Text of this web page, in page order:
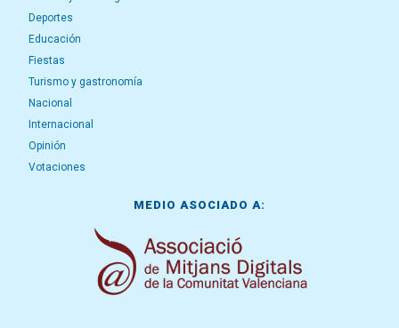
Deportes
Educación
Fiestas
Turismo y gastronomía
Nacional
Internacional
Opinión
Votaciones
MEDIO ASOCIADO A: